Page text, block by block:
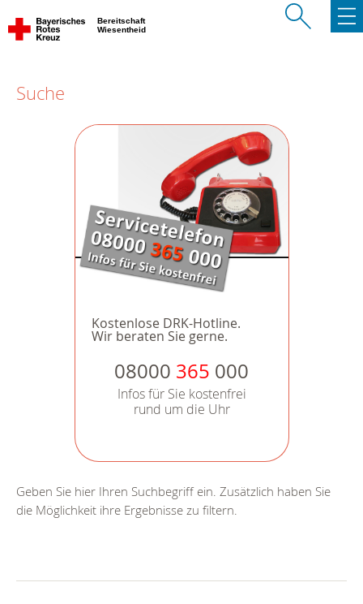
Bereitschaft
Wiesentheid
Suche
Kostenlose DRK-Hotline.
Wir beraten Sie gerne.
08000 365 000
Infos für Sie kostenfrei
rund um die Uhr
Geben Sie hier Ihren Suchbegriff ein. Zusätzlich haben Sie
die Möglichkeit ihre Ergebnisse zu filtern.